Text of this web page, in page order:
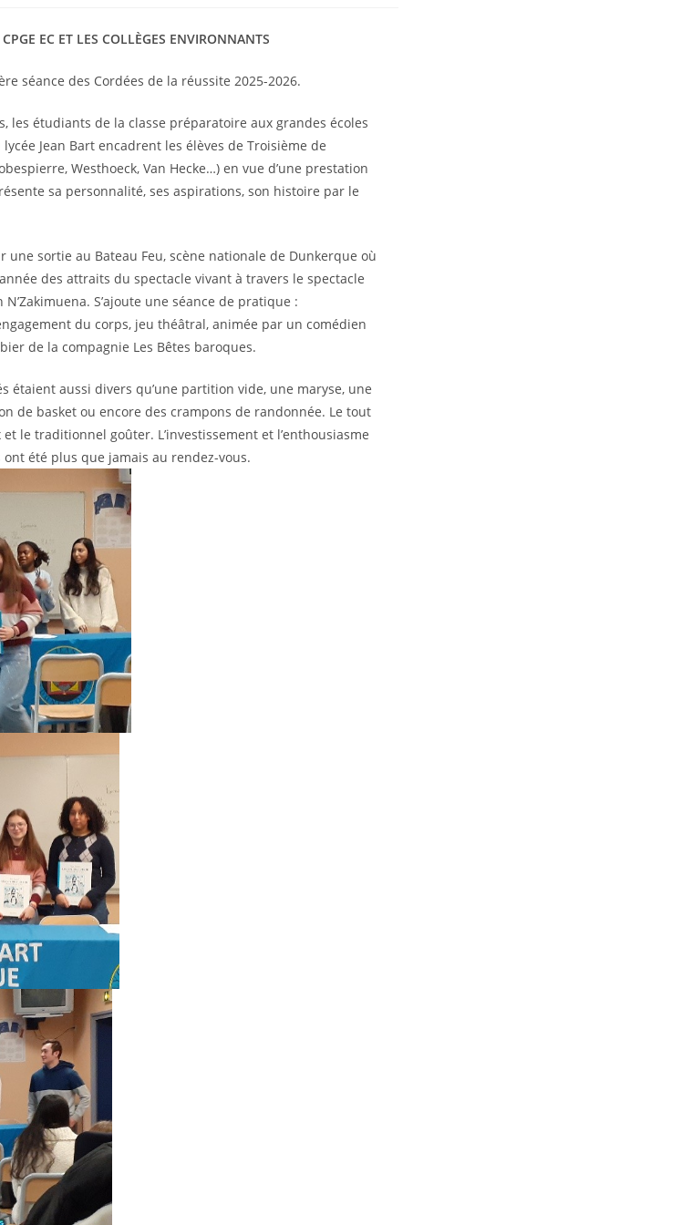
EC ET LES COLLÈGES ENVIRONNANTS
séance des Cordées de la réussite 2025-2026.
les étudiants de la classe préparatoire aux grandes écoles
Jean Bart encadrent les élèves de Troisième de
Westhoeck, Van Hecke…) en vue d’une prestation
sa personnalité, ses aspirations, son histoire par le
une sortie au Bateau Feu, scène nationale de Dunkerque où
des attraits du spectacle vivant à travers le spectacle
S’ajoute une séance de pratique :
du corps, jeu théâtral, animée par un comédien
de la compagnie Les Bêtes baroques.
étaient aussi divers qu’une partition vide, une maryse, une
de basket ou encore des crampons de randonnée. Le tout
le traditionnel goûter. L’investissement et l’enthousiasme
été plus que jamais au rendez-vous.